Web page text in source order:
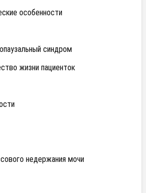
особенности
синдром
жизни пациенток
недержания мочи